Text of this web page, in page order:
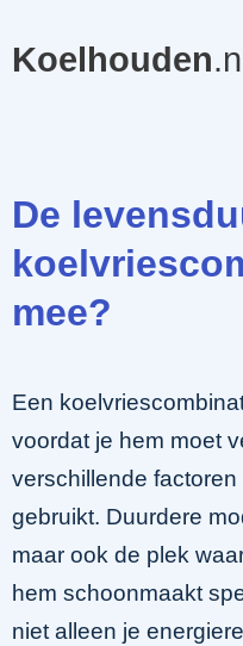
Koelhouden
De
mee?
Een
voordat je hem moet
verschillende
gebruikt. Duurdere
maar ook de plek
hem schoonmaakt
niet alleen je